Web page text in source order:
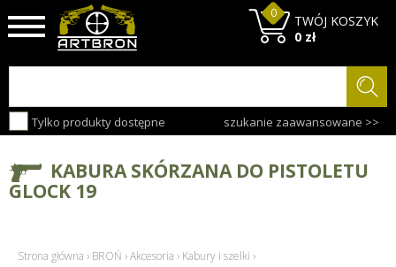
Tylko produkty dostępne szukanie zaawansowane >>
TWÓJ KOSZYK
0
0 zł
KABURA SKÓRZANA DO PISTOLETU
GLOCK 19
Strona główna › BROŃ ›Akcesoria › Kabury i szelki ›